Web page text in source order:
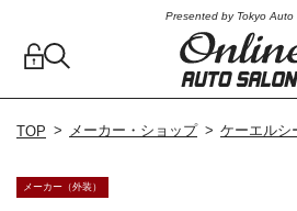
Presented by Tokyo Auto
TOP メーカー・ショップ ケーエルシ
メーカー（外装）